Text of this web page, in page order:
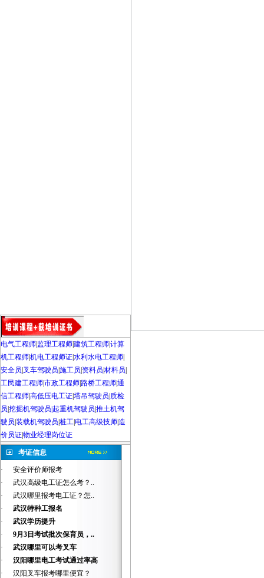
电气工程师 监理工程师建筑工程师计算
机工程师机电工程师证水利水电工程师
安全员 叉车驾驶员 施工员 资料员 材料员
工民建工程师市政工程师路桥工程师通
信工程师高低压电工证塔吊驾驶员 质检
员 挖掘机驾驶员|起重机驾驶员 推土机驾
驶员 装载机驾驶员 桩工电工高级技师造
价员证物业经理岗位证
考证信息
·
安全评价师报考
·
武汉高级电工证怎么考？..
·
武汉哪里报考电工证？怎..
·
武汉特种工报名
·
武汉学历提升
·
9月3日考试批次保育员，..
·
武汉哪里可以考叉车
·
汉阳哪里电工考试通过率高
·
汉阳叉车报考哪里便宜？